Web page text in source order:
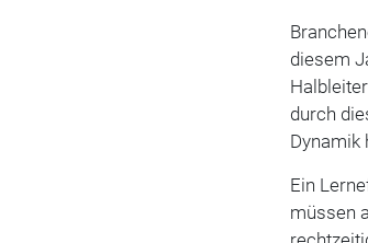
diesem
durch
Dynamik
Ein
müssen